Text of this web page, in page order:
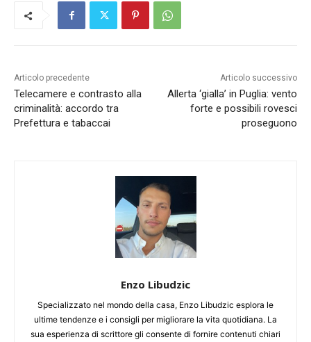
Articolo precedente
Telecamere e contrasto alla
criminalità: accordo tra
Prefettura e tabaccai
Articolo successivo
Allerta ‘gialla’ in Puglia: vento
forte e possibili rovesci
proseguono
Enzo Libudzic
Specializzato nel mondo della casa, Enzo Libudzic esplora le
ultime tendenze e i consigli per migliorare la vita quotidiana. La
sua esperienza di scrittore gli consente di fornire contenuti chiari